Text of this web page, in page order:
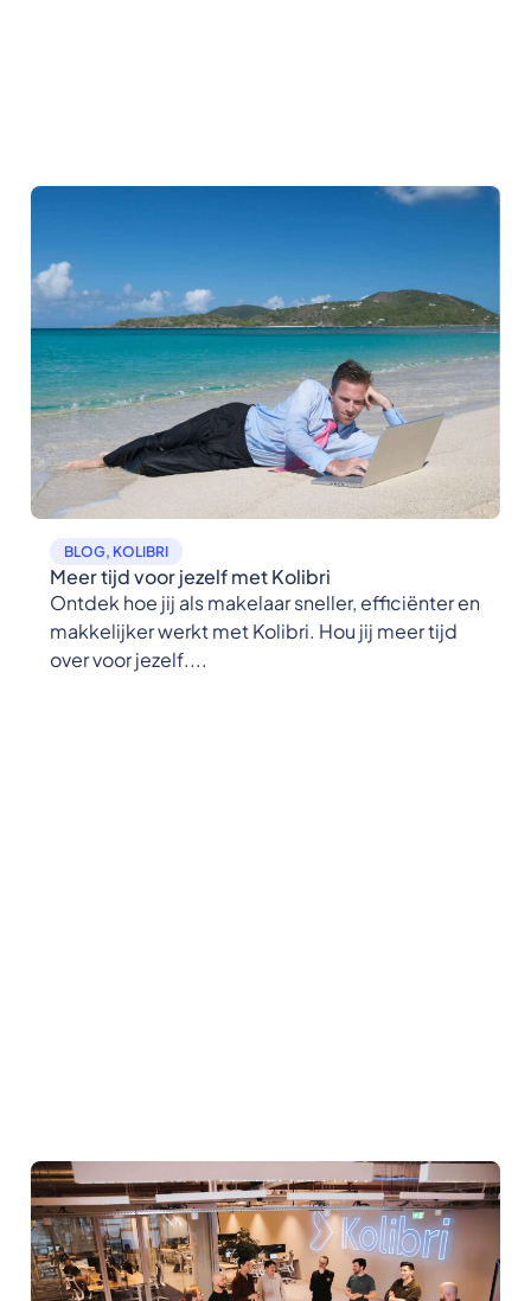
BLOG, KOLIBRI
Meer tijd voor jezelf met Kolibri
Ontdek hoe jij als makelaar sneller, efficiënter en
makkelijker werkt met Kolibri. Hou jij meer tijd
over voor jezelf....